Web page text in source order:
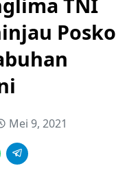
Posko
Mei 9, 2021